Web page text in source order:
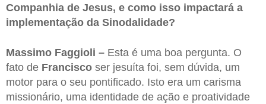
Companhia de Jesus, e como isso impactará a
implementação da Sinodalidade?
Massimo Faggioli – Esta é uma boa pergunta. O
fato de Francisco ser jesuíta foi, sem dúvida, um
motor para o seu pontificado. Isto era um carisma
missionário, uma identidade de ação e proatividade